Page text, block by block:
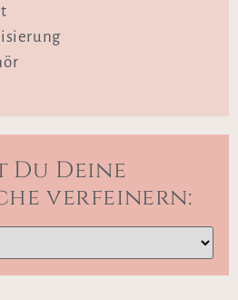
Deine
verfeinern: